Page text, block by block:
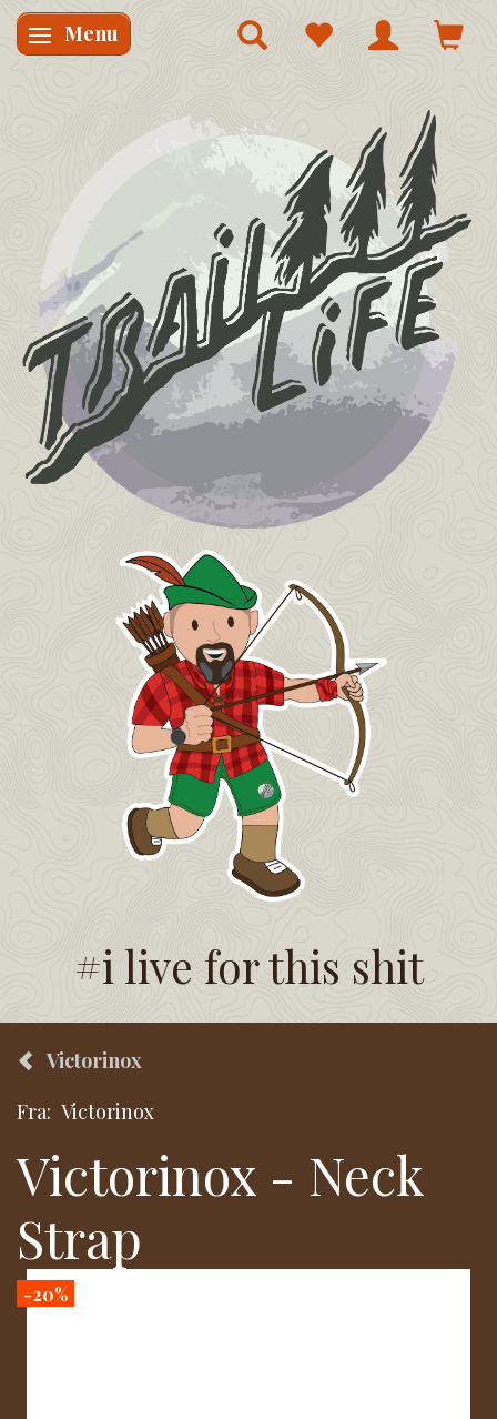
Skifte navigation
Menu
#i live for this shit
Victorinox
Fra: Victorinox
Victorinox - Neck
Strap
-20%